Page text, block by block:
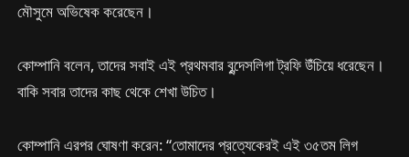
মৌসুমে অভিষেক করেছেন।
কোম্পানি বলেন, তাদের সবাই এই প্রথমবার বুন্দেসলিগা ট্রফি উঁচিয়ে ধরেছেন।
বাকি সবার তাদের কাছ থেকে শেখা উচিত।
কোম্পানি এরপর ঘোষণা করেন: “তোমাদের প্রত্যেকেরই এই ৩৫তম লিগ